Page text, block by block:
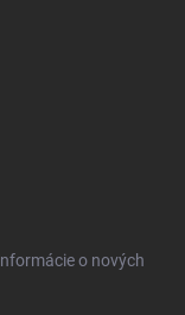
o nových